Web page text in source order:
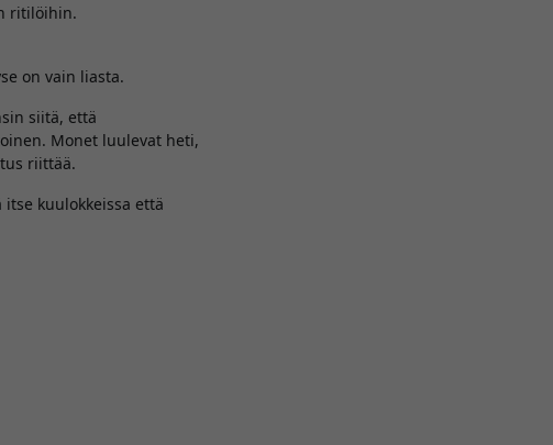
ritilöihin.
on vain liasta.
siitä, että
Monet luulevat heti,
riittää.
kuulokkeissa että